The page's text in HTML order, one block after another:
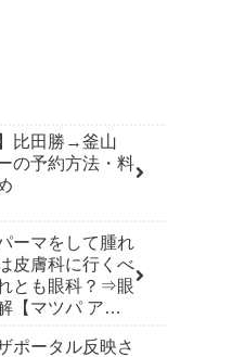
】比田勝→釜山
の予約方法・料
ーマをして腫れ
皮膚科に行くべ
とも眼科？⇒眼
【マツパ アレ
ポータル反映さ